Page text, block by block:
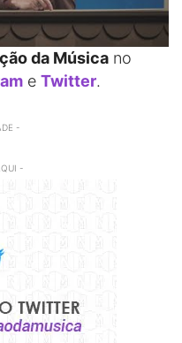
da Música no
e Twitter.
-
-